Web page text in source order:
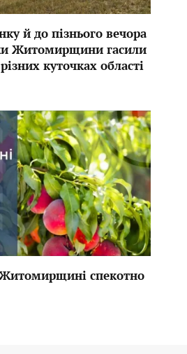
й до пізнього вечора
Житомирщини гасили
куточках області
спекотно